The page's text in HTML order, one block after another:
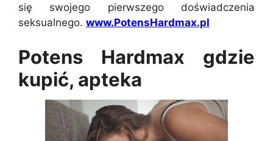
się swojego pierwszego doświadczenia
seksualnego. www.PotensHardmax.pl
Potens Hardmax gdzie
kupić, apteka